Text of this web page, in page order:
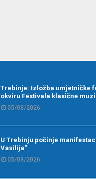
Trebinje: Izložba umjetničke
okviru Festivala klasične
05/08/2026
U Trebinju počinje
Vasilija“
05/08/2026